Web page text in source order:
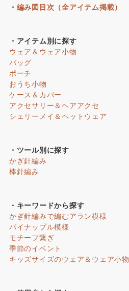
・ 編み図目次（全アイテム掲載）
・アイテム別に探す
ウェア＆ウェア小物
バッグ
ポーチ
おうち小物
ケース＆カバー
アクセサリー＆ヘアアクセ
シェリーメイ＆ペットウェア
・ツール別に探す
かぎ針編み
棒針編み
・キーワードから探す
かぎ針編みで編むアラン模様
パイナップル模様
モチーフ繋ぎ
季節のイベント
キッズサイズのウェア＆ウェア小物